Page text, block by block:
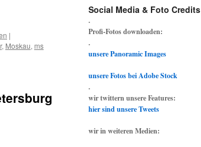
|
, Moskau, ms
Social Media & Foto Credits
.
Profi-Fotos downloaden:
.
unsere Panoramic Images
unsere Fotos bei Adobe Stock
.
wir twittern unsere Features:
hier sind unsere Tweets
wir in weiteren Medien: